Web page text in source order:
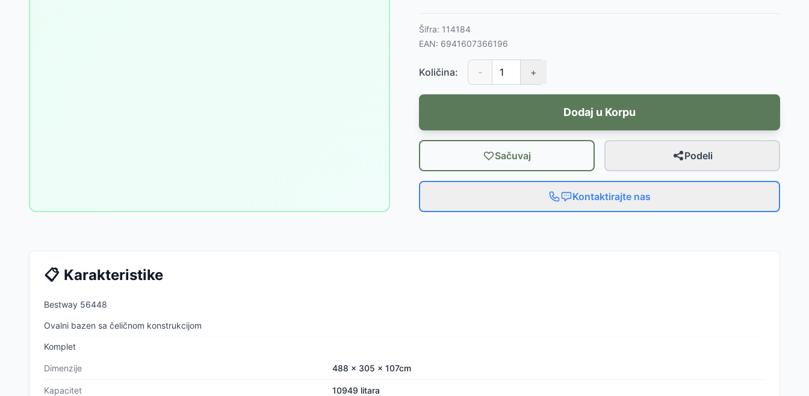
Šifra: 114184
EAN: 6941607366196
Količina: - +
Dodaj u Korpu
Sačuvaj Podeli
Kontaktirajte nas
📋 Karakteristike
Bestway 56448
Ovalni bazen sa čeličnom konstrukcijom
Komplet
Dimenzije 488 x 305 x 107cm
Kapacitet 10949 litara